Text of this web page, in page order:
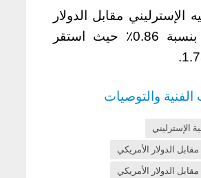
الإسترليني مقابل الدولار
الأسترالي بنسبة 0.86٪ حيث استقر
الفنية والتوصيات
الإسترليني
مقابل الدولار الأمريكي
مقابل الدولار الأمريكي